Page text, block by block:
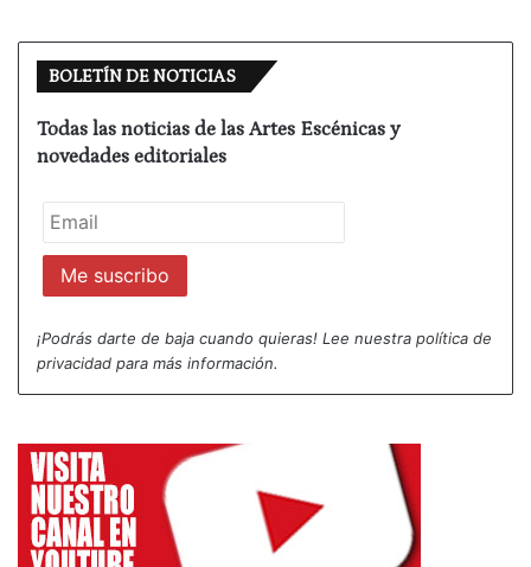
de las apariencias en una sociedad burguesa con
nuestra propia realidad.
Al terminar la función, algunos espectadores se
decir?”. Pues nada y todo. La pieza no tiene nada
que explicar. No enuncia una tesis argumental, pero
desarrolla un discurso lúcido para llegar a una
la esencia del teatro, es una fantasía, es mera
ficción.
muy clara que en el programa de manos se explica
en cinco líneas: “Emmeline Malingear y Fréderic
Ratinois se gustan el uno al otro y sus familias se
conocen. Los Malingear hablan en francés, los
BOLETÍN DE NOTICIAS
Todas las noticias de las Artes Escénicas y
novedades editoriales
¡Podrás darte de baja cuando quieras! Lee nuestra política de
privacidad para más información.